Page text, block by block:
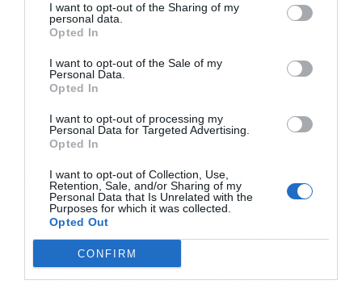
I want to opt-out of the Sharing of my
personal data.
Opted In
I want to opt-out of the Sale of my
Personal Data.
Opted In
I want to opt-out of processing my
Personal Data for Targeted Advertising.
Opted In
I want to opt-out of Collection, Use,
Retention, Sale, and/or Sharing of my
Personal Data that Is Unrelated with the
Purposes for which it was collected.
Opted Out
CONFIRM
Ταυτόχρονα, στην προσπάθειά μας να
στηρίξουμε την Ουκρανία για να επιτευχθεί μια
δίκαιη και βιώσιμη λύση, δεν πρέπει σε καμία
περίπτωση να εγκαταλείψουμε την προσπάθεια
να εμπλέξουμε τις Ηνωμένες Πολιτείες σε αυτό